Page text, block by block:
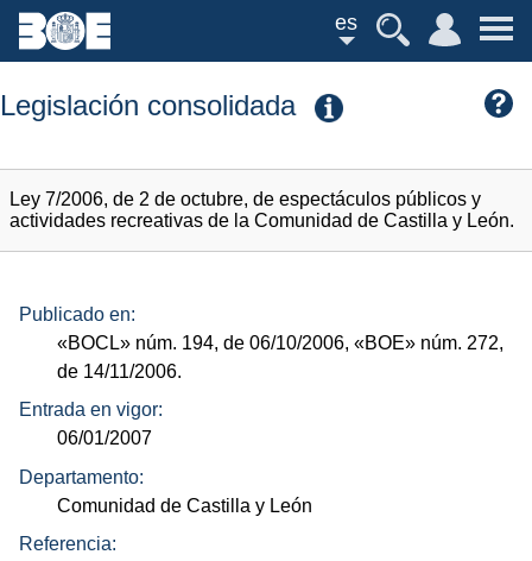
es
Legislación consolidada
Ley 7/2006, de 2 de octubre, de espectáculos públicos y
actividades recreativas de la Comunidad de Castilla y León.
Publicado en:
«BOCL» núm. 194, de 06/10/2006,«BOE» núm. 272,
de 14/11/2006.
Entrada en vigor:
06/01/2007
Departamento:
Comunidad de Castilla y León
Referencia: